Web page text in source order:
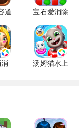
区域的布局与可能
或遭遇意外。
些NPC可能会提供
道
宝石爱消除
1.0.5 手机
版
汤姆猫水上